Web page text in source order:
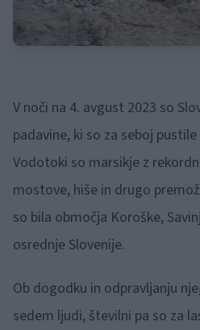
V noči na 4. avgust 2023 so
padavine, ki so za seboj
Vodotoki so marsikje z
mostove, hiše in drugo
so bila območja Koroške,
osrednje Slovenije.
Ob dogodku in odpravljanju
sedem ljudi, številni pa so za